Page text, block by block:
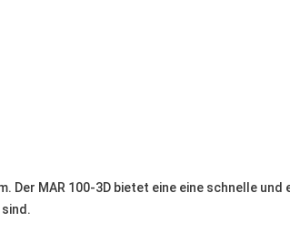
Der MAR 100-3D bietet eine eine schnelle und